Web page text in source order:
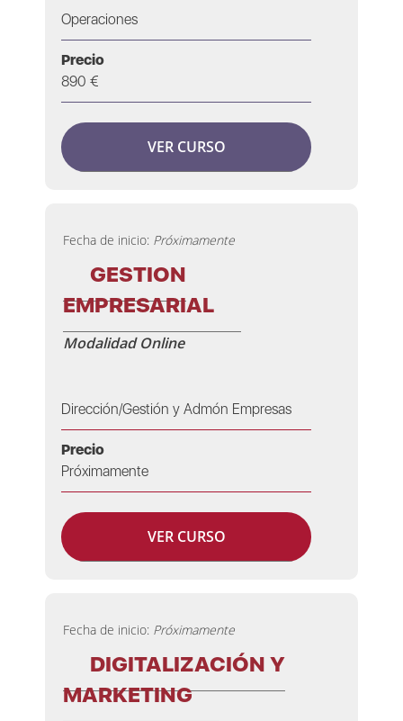
Operaciones
Precio
890 €
VER CURSO
Fecha de inicio: Próximamente
GESTION
EMPRESARIAL
Modalidad Online
Dirección/Gestión y Admón Empresas
Precio
Próximamente
VER CURSO
Fecha de inicio: Próximamente
DIGITALIZACIÓN Y
MARKETING